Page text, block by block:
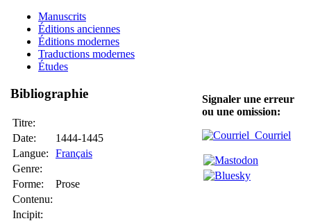
Manuscrits
Éditions anciennes
Éditions modernes
Traductions modernes
Études
Bibliographie
Titre:
Date:
1444-1445
Langue:
Français
Genre:
Forme:
Prose
Contenu:
Incipit:
Signaler une erreur
ou une omission:
Courriel